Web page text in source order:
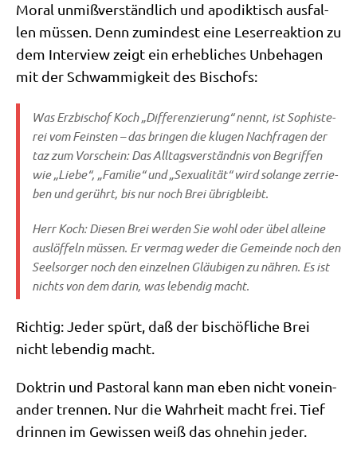
Moral unmiß­ver­ständ­lich und apo­dik­tisch aus­fal­
len müs­sen. Denn zumin­dest eine Leser­re­ak­ti­on zu
dem Inter­view zeigt ein erheb­li­ches Unbe­ha­gen
mit der Schwam­mig­keit des Bischofs:
Was Erz­bi­schof Koch „Dif­fe­ren­zie­rung“ nennt, ist Sophi­ste­
rei vom Fein­sten – das brin­gen die klu­gen Nach­fra­gen der
taz zum Vor­schein: Das All­tags­ver­ständ­nis von Begrif­fen
wie „Lie­be“, „Fami­lie“ und „Sexua­li­tät“ wird solan­ge zer­rie­
ben und gerührt, bis nur noch Brei übrigbleibt.
Herr Koch: Die­sen Brei wer­den Sie wohl oder übel allei­ne
aus­löf­feln müs­sen. Er ver­mag weder die Gemein­de noch den
Seel­sor­ger noch den ein­zel­nen Gläu­bi­gen zu näh­ren. Es ist
nichts von dem dar­in, was leben­dig macht.
Rich­tig: Jeder spürt, daß der bischöf­li­che Brei
nicht leben­dig macht.
Dok­trin und Pasto­ral kann man eben nicht von­ein­
an­der tren­nen. Nur die Wahr­heit macht frei. Tief
drin­nen im Gewis­sen weiß das ohne­hin jeder.